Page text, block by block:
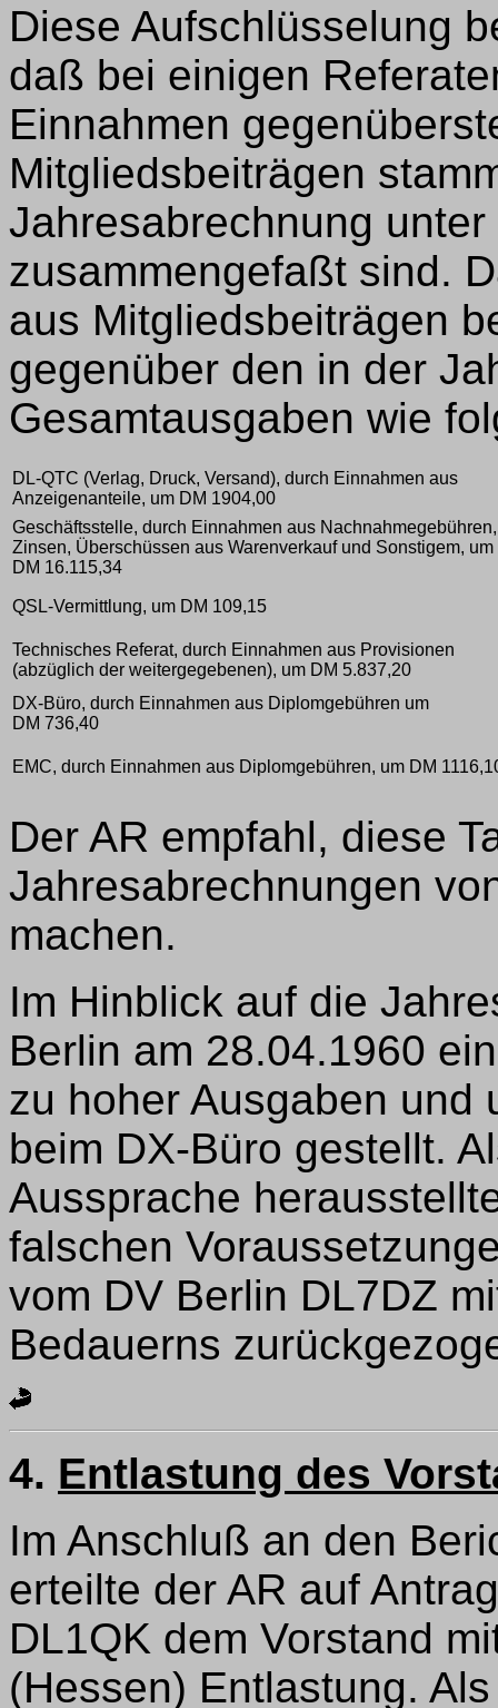
Diese Aufschlüsselung
daß bei einigen
Einnahmen
Mitgliedsbeiträgen
Jahresabrechnung unter
zusammengefaßt sind.
aus Mitgliedsbeiträgen
gegenüber den in der
Gesamtausgaben wie
DL-QTC (Verlag, Druck, Versand), durch Einnahmen aus
Anzeigenanteile, um DM 1904,00
Geschäftsstelle, durch Einnahmen aus Nachnahmegebühren,
Zinsen, Überschüssen aus Warenverkauf und Sonstigem, um
DM 16.115,34
QSL-Vermittlung, um DM 109,15
Technisches Referat, durch Einnahmen aus Provisionen
(abzüglich der weitergegebenen), um DM 5.837,20
DX-Büro, durch Einnahmen aus Diplomgebühren um
DM 736,40
EMC, durch Einnahmen aus Diplomgebühren, um DM
Der AR empfahl, diese
Jahresabrechnungen
machen.
Im Hinblick auf die
Berlin am 28.04.1960
zu hoher Ausgaben und
beim DX-Büro gestellt.
Aussprache
falschen
vom DV Berlin DL7DZ
Bedauerns
4. Entlastung des
Im Anschluß an den
erteilte der AR auf
DL1QK dem Vorstand
(Hessen) Entlastung.